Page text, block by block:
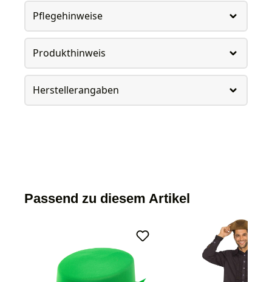
Pflegehinweise
Produkthinweis
Herstellerangaben
Passend zu diesem Artikel